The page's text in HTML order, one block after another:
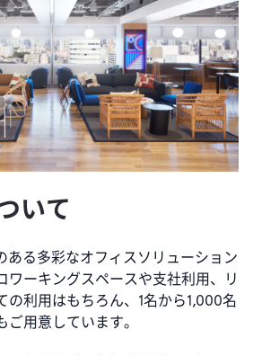
いて
ある多彩なオフィスソリューション
ワーキングスペースや支社利用、リ
の利用はもちろん、1名から1,000名
用意しています。